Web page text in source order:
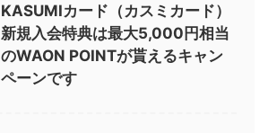
KASUMIカード（カスミカード）
新規入会特典は最大5,000円相当
のWAON POINTが貰えるキャン
ペーンです